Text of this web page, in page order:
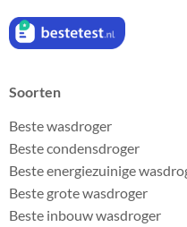
Soorten
Beste wasdroger
Beste condensdroger
Beste energiezuinige
Beste grote wasdroger
Beste inbouw wasdroger